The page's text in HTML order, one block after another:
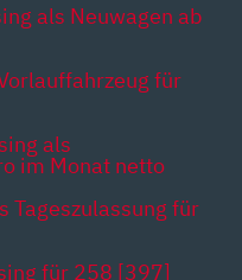
als Neuwagen ab
für
als
im Monat netto
Tageszulassung für
für 258 [397]